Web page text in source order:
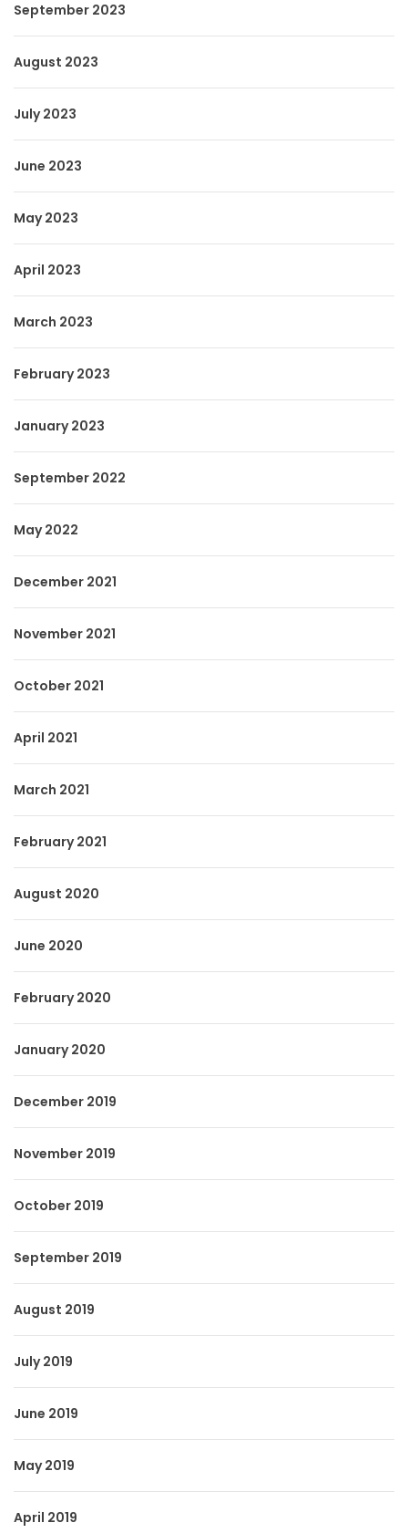
September 2023
August 2023
July 2023
June 2023
May 2023
April 2023
March 2023
February 2023
January 2023
September 2022
May 2022
December 2021
November 2021
October 2021
April 2021
March 2021
February 2021
August 2020
June 2020
February 2020
January 2020
December 2019
November 2019
October 2019
September 2019
August 2019
July 2019
June 2019
May 2019
April 2019